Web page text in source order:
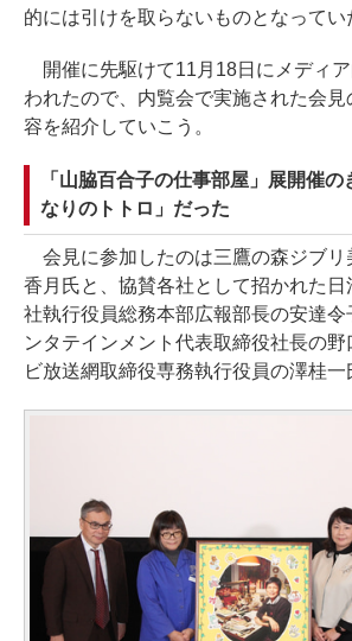
的には引けを取らないものとなってい
開催に先駆けて11月18日にメディ
われたので、内覧会で実施された会
容を紹介していこう。
「山脇百合子の仕事部屋」展開催
なりのトトロ」だった
会見に参加したのは三鷹の森ジブリ
香月氏と、協賛各社として招かれた日
社執行役員総務本部広報部長の安達令
ンタテインメント代表取締役社長の野
ビ放送網取締役専務執行役員の澤桂一